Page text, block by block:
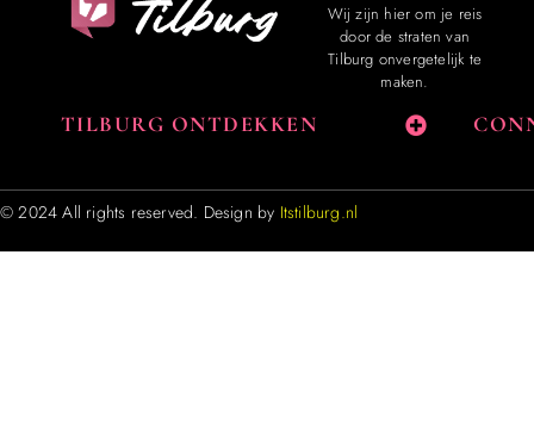
TILBURG ONTDEKKEN
Wij zijn hier om je reis
door de straten van
Tilburg onvergetelijk te
maken.
© 2024 All rights reserved. Design by Itstilburg.nl